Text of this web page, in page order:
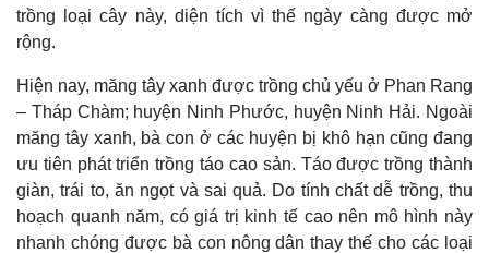
Thế giới
Quan sát
Cuộc sống đó đây
Hồ sơ
Multimedia
Video
Ảnh
E-Magazine
trồng loại cây này, diện tích vì thế ngày càng được mở
rộng.
Hiện nay, măng tây xanh được trồng chủ yếu ở Phan Rang
– Tháp Chàm; huyện Ninh Phước, huyện Ninh Hải. Ngoài
măng tây xanh, bà con ở các huyện bị khô hạn cũng đang
ưu tiên phát triển trồng táo cao sản. Táo được trồng thành
giàn, trái to, ăn ngọt và sai quả. Do tính chất dễ trồng, thu
hoạch quanh năm, có giá trị kinh tế cao nên mô hình này
nhanh chóng được bà con nông dân thay thế cho các loại